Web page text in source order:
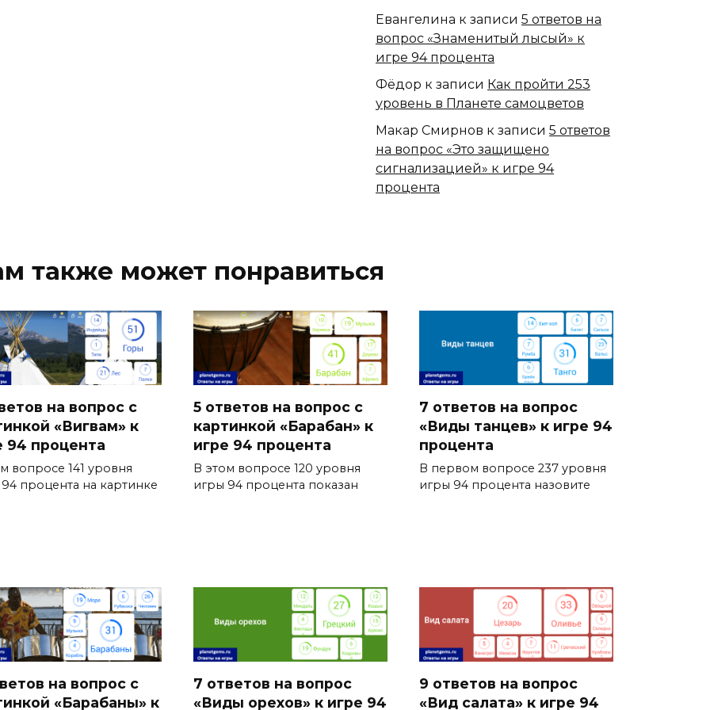
Евангелина к записи 5 ответов на
вопрос «Знаменитый лысый» к
игре 94 процента
Фёдор к записи Как пройти 253
уровень в Планете самоцветов
Макар Смирнов к записи 5 ответов
на вопрос «Это защищено
сигнализацией» к игре 94
процента
также может понравиться
на вопрос с
«Вигвам» к
94 процента
вопросе 141 уровня
процента на картинке
5 ответов на вопрос с
картинкой «Барабан» к
игре 94 процента
В этом вопросе 120 уровня
игры 94 процента показан
7 ответов на вопрос
«Виды танцев» к игре 94
процента
В первом вопросе 237 уровня
игры 94 процента назовите
на вопрос с
«Барабаны» к
7 ответов на вопрос
«Виды орехов» к игре 94
9 ответов на вопрос
«Вид салата» к игре 94